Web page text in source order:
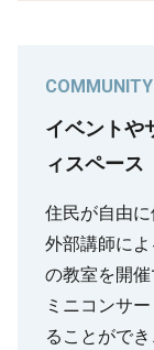
イベントや
ィスペース
住民が自由
外部講師に
の教室を開催
ミニコンサ
ることがで